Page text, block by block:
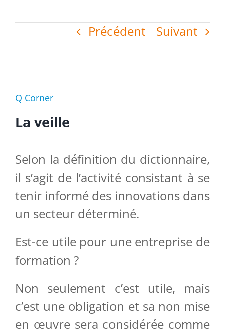
Précédent Suivant
Q Corner
La veille
Selon la définition du dictionnaire,
il s’agit de l’activité consistant à se
tenir informé des innovations dans
un secteur déterminé.
Est-ce utile pour une entreprise de
formation ?
Non seulement c’est utile, mais
c’est une obligation et sa non mise
en œuvre sera considérée comme